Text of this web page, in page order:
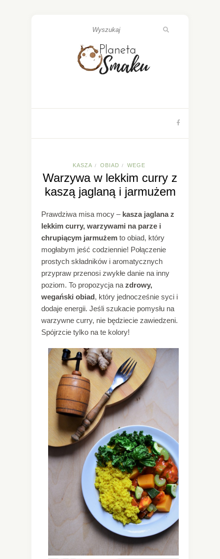
KASZA / OBIAD / WEGE
Warzywa w lekkim curry z
kaszą jaglaną i jarmużem
Prawdziwa misa mocy – kasza jaglana z
lekkim curry, warzywami na parze i
chrupiącym jarmużem to obiad, który
mogłabym jeść codziennie! Połączenie
prostych składników i aromatycznych
przypraw przenosi zwykłe danie na inny
poziom. To propozycja na zdrowy,
wegański obiad, który jednocześnie syci i
dodaje energii. Jeśli szukacie pomysłu na
warzywne curry, nie będziecie zawiedzeni.
Spójrzcie tylko na te kolory!